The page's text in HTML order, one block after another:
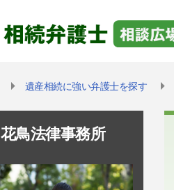
遺産相続に強い弁護士を探す
花鳥法律事務所